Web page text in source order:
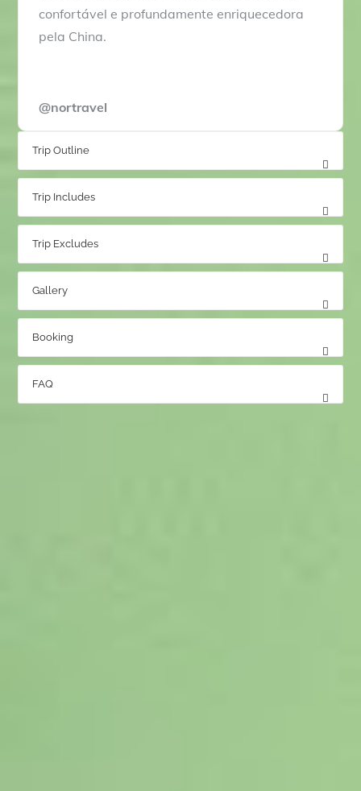
confortável e profundamente enriquecedora
pela China.
@nortravel
Trip Outline
Trip Includes
Trip Excludes
Gallery
Booking
FAQ